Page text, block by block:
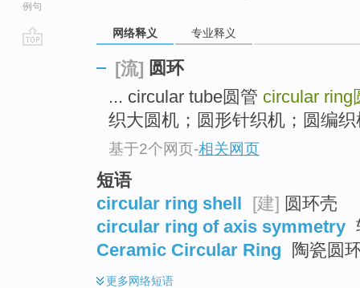
例句
网络释义 专业释义
[流] 圆环
... circular tube圆管 circular ring
织大圆机；圆形针织机；圆编织
基于2个网页-相关网页
短语
circular ring shell [建] 圆环壳
circular ring of axis symmetry
Ceramic Circular Ring
陶瓷圆
更多网络短语